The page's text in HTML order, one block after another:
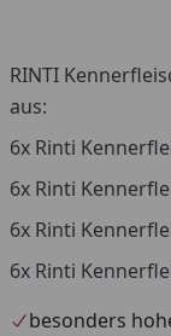
RINTI
aus:
6x Rinti
6x Rinti
6x Rinti
6x Rinti
besonders